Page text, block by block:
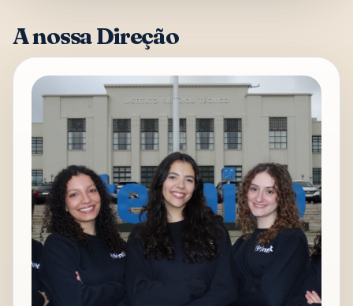
A nossa Direção